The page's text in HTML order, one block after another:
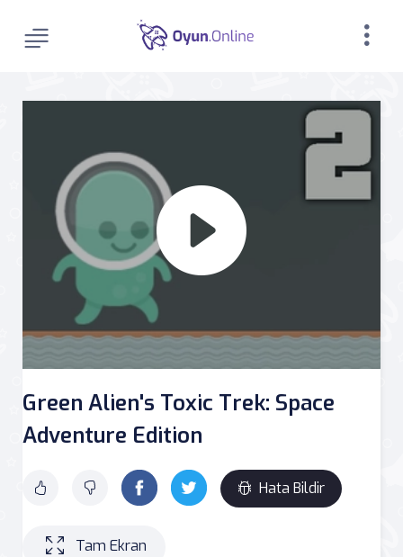
Green Alien's Toxic Trek: Space
Adventure Edition
Hata Bildir
Tam Ekran